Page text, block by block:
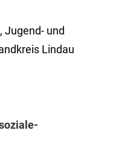
Jugend- und
Lindau